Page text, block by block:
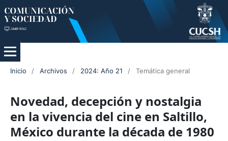
Inicio / Archivos / 2024: Año 21 / Temática general
Novedad, decepción y nostalgia
en la vivencia del cine en Saltillo,
México durante la década de 1980